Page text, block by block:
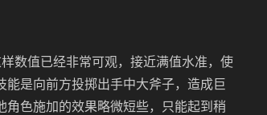
数值已经非常可观，接近满值水准，使
是向前方投掷出手中大斧子，造成巨
色施加的效果略微短些，只能起到稍